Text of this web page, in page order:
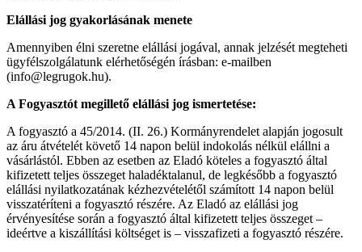
Elállási jog gyakorlásának menete
Amennyiben élni szeretne elállási jogával, annak jelzését megteheti
ügyfélszolgálatunk elérhetőségén írásban: e-mailben
(info@legrugok.hu).
A Fogyasztót megillető elállási jog ismertetése:
A fogyasztó a 45/2014. (II. 26.) Kormányrendelet alapján jogosult
az áru átvételét követő 14 napon belül indokolás nélkül elállni a
vásárlástól. Ebben az esetben az Eladó köteles a fogyasztó által
kifizetett teljes összeget haladéktalanul, de legkésőbb a fogyasztó
elállási nyilatkozatának kézhezvételétől számított 14 napon belül
visszatéríteni a fogyasztó részére. Az Eladó az elállási jog
érvényesítése során a fogyasztó által kifizetett teljes összeget –
ideértve a kiszállítási költséget is – visszafizeti a fogyasztó részére.